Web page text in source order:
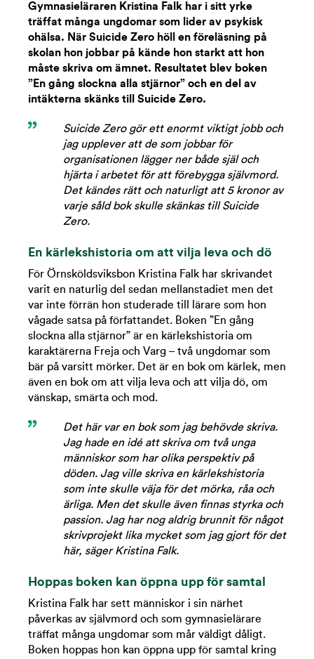
Gymnasieläraren Kristina Falk har i sitt yrke
träffat många ungdomar som lider av psykisk
ohälsa. När Suicide Zero höll en föreläsning på
skolan hon jobbar på kände hon starkt att hon
måste skriva om ämnet. Resultatet blev boken
”En gång slockna alla stjärnor” och en del av
intäkterna skänks till Suicide Zero.
Suicide Zero gör ett enormt viktigt jobb och
jag upplever att de som jobbar för
organisationen lägger ner både själ och
hjärta i arbetet för att förebygga självmord.
Det kändes rätt och naturligt att 5 kronor av
varje såld bok skulle skänkas till Suicide
Zero.
En kärlekshistoria om att vilja leva och dö
För Örnsköldsviksbon Kristina Falk har skrivandet
varit en naturlig del sedan mellanstadiet men det
var inte förrän hon studerade till lärare som hon
vågade satsa på författandet. Boken ”En gång
slockna alla stjärnor” är en kärlekshistoria om
karaktärerna Freja och Varg – två ungdomar som
bär på varsitt mörker. Det är en bok om kärlek, men
även en bok om att vilja leva och att vilja dö, om
vänskap, smärta och mod.
Det här var en bok som jag behövde skriva.
Jag hade en idé att skriva om två unga
människor som har olika perspektiv på
döden. Jag ville skriva en kärlekshistoria
som inte skulle väja för det mörka, råa och
ärliga. Men det skulle även finnas styrka och
passion. Jag har nog aldrig brunnit för något
skrivprojekt lika mycket som jag gjort för det
här, säger Kristina Falk.
Hoppas boken kan öppna upp för samtal
Kristina Falk har sett människor i sin närhet
påverkas av självmord och som gymnasielärare
träffat många ungdomar som mår väldigt dåligt.
Boken hoppas hon kan öppna upp för samtal kring